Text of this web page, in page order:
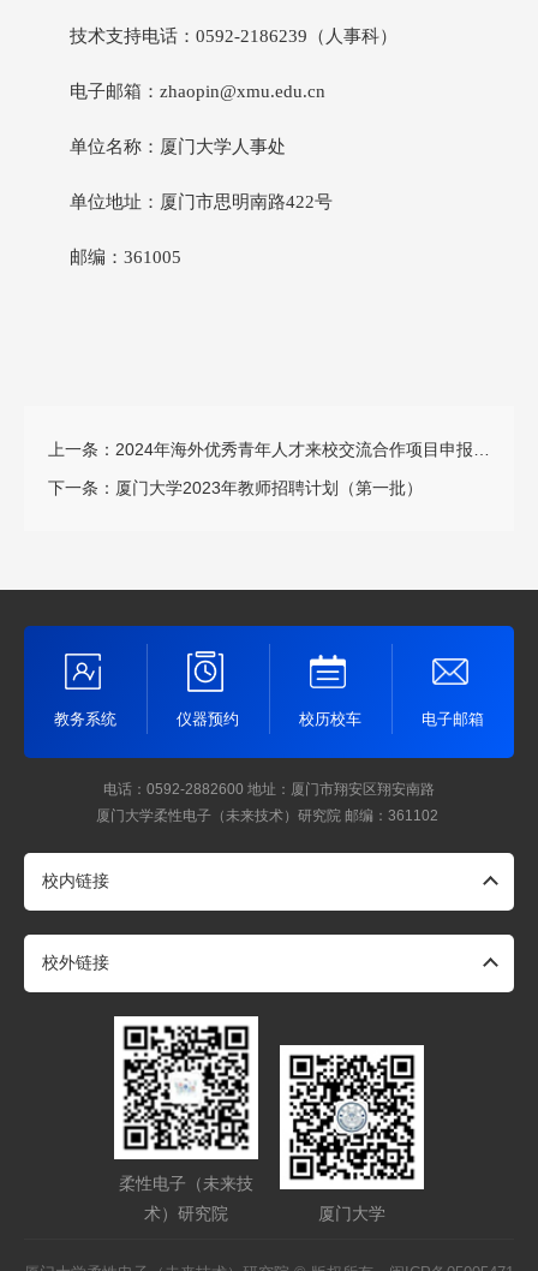
技术支持电话：0592-2186239（人事科）
电子邮箱：zhaopin@xmu.edu.cn
单位名称：厦门大学人事处
单位地址：厦门市思明南路422号
邮编：361005
上一条：
下一条： 厦门大学2023年教师招聘计划（第一批）
教务系统 仪器预约 校历校车 电子邮箱
电话：0592-2882600 地址：厦门市翔安区翔安南路
厦门大学柔性电子（未来技术）研究院 邮编：361102
校内链接
校外链接
柔性电子（未来技
术）研究院
厦门大学